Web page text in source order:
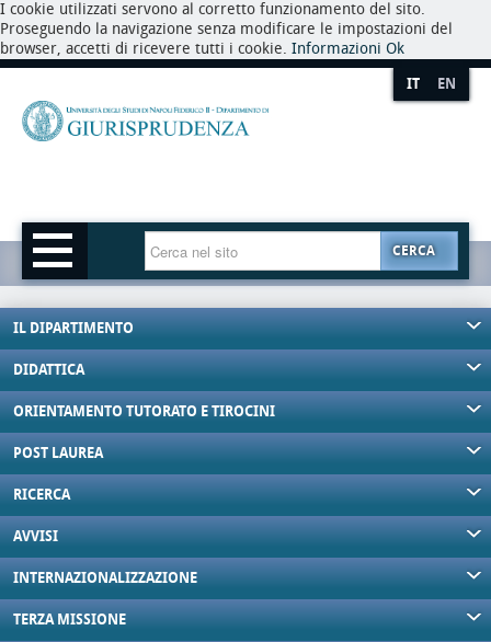
I cookie utilizzati servono al corretto funzionamento del sito.
Proseguendo la navigazione senza modificare le impostazioni del
browser, accetti di ricevere tutti i cookie. Informazioni Ok
IT EN
CERCA
IL DIPARTIMENTO
DIDATTICA
ORIENTAMENTO TUTORATO E TIROCINI
POST LAUREA
RICERCA
AVVISI
INTERNAZIONALIZZAZIONE
TERZA MISSIONE